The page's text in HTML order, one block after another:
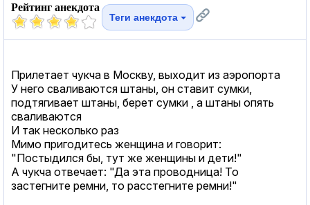
Рейтинг анекдота
Теги анекдота
Прилетает чукча в Москву, выходит из аэропорта
У него сваливаются штаны, он ставит сумки,
подтягивает штаны, берет сумки , а штаны опять
сваливаются
И так несколько раз
Мимо пригодитесь женщина и говорит:
"Постыдился бы, тут же женщины и дети!"
А чукча отвечает: "Да эта проводница! То
застегните ремни, то расстегните ремни!"